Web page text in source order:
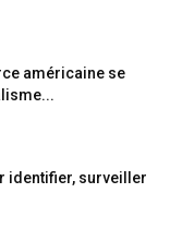
américaine se
identifier, surveiller